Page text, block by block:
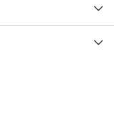
5000025113